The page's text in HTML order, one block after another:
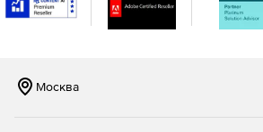
Автоматизация рассылок
Москва